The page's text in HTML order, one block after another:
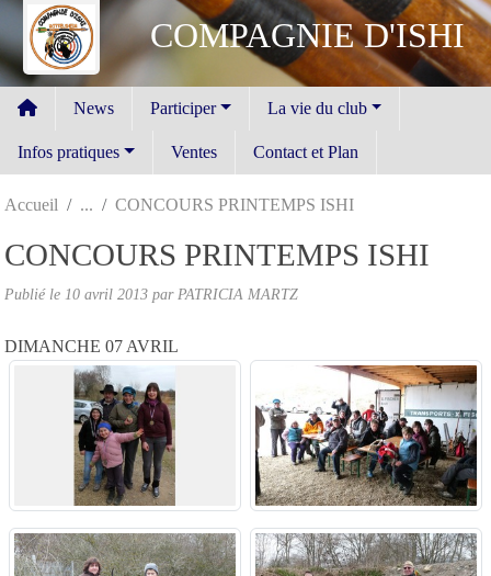
COMPAGNIE D'ISHI
News Participer La vie du club
Infos pratiques Ventes Contact et Plan
Accueil CONCOURS PRINTEMPS ISHI
CONCOURS PRINTEMPS ISHI
Publié le 10 avril 2013 par PATRICIA MARTZ
DIMANCHE 07 AVRIL
Panneau de gestion des cookies